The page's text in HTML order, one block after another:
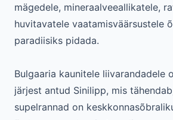
mägedele, mineraalveeallikatele,
huvitavatele vaatamisväärsustele
paradiisiks pidada.
Bulgaaria kaunitele liivarandadele
järjest antud Sinilipp, mis
supelrannad on